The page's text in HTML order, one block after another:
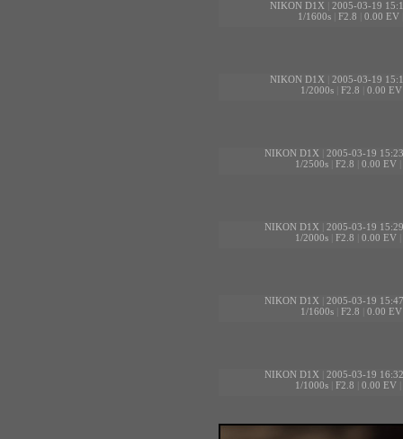
NIKON D1X
2005-03-19
1/1600s| F2.8 0.00 EV
NIKON D1X
2005-03-19
1/2000s| F2.8 0.00 EV
NIKON D1X
2005-03-19
1/2500s| F2.8 0.00 EV|
NIKON D1X
2005-03-19
1/2000s| F2.8 0.00 EV|
NIKON D1X
2005-03-19
1/1600s| F2.8 0.00 EV
NIKON D1X
2005-03-19
1/1000s| F2.8 0.00 EV|